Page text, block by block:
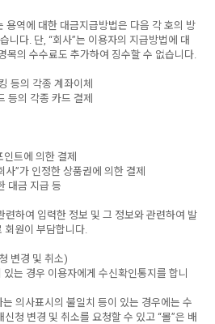
용역에 대한 대금지급방법은 다음 각 호의 방
니다. 단, “회사”는 이용자의 지급방법에 대
목의 수수료도 추가하여 징수할 수 없습니다.
등의 각종 계좌이체
등의 각종 카드 결제
인트에 의한 결제
사”가 인정한 상품권에 의한 결제
대금 지급 등
하여 입력한 정보 및 그 정보와 관련하여 발
회원이 부담합니다.
변경 및 취소)
는 경우 이용자에게 수신확인통지를 합니
의사표시의 불일치 등이 있는 경우에는 수
청 변경 및 취소를 요청할 수 있고 “몰”은 배